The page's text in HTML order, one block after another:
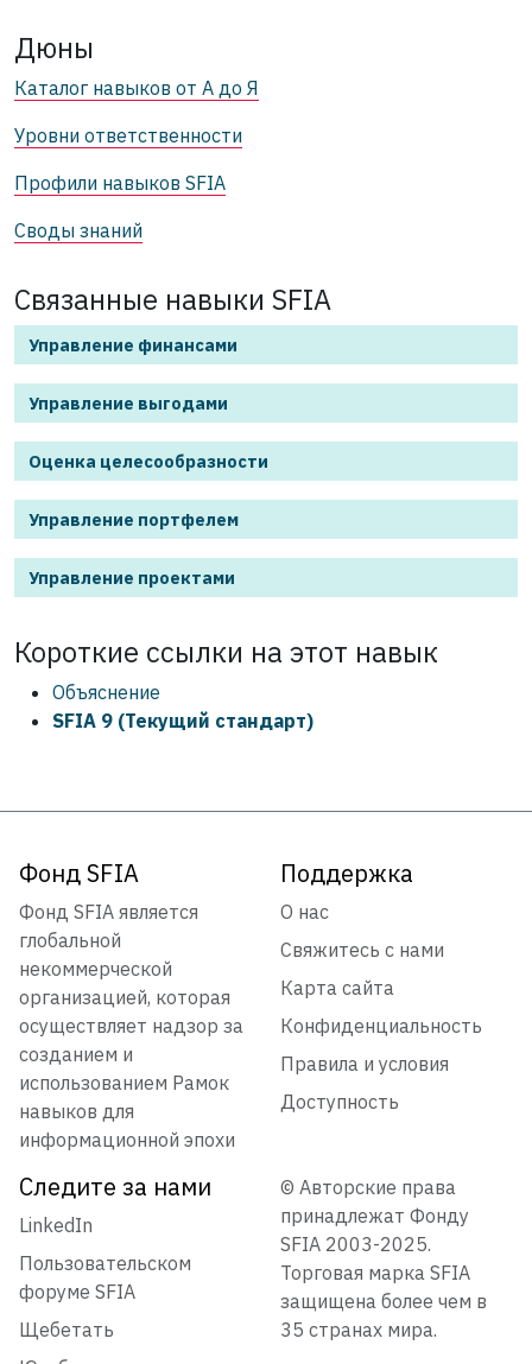
Дюны
Каталог навыков от А до Я
Уровни ответственности
Профили навыков SFIA
Своды знаний
Связанные навыки SFIA
Управление финансами
Управление выгодами
Оценка целесообразности
Управление портфелем
Управление проектами
Короткие ссылки на этот навык
Объяснение
SFIA 9 (Текущий стандарт)
Фонд SFIA
Фонд SFIA является
глобальной
некоммерческой
организацией, которая
осуществляет надзор за
созданием и
использованием Рамок
навыков для
информационной эпохи
Поддержка
О нас
Свяжитесь с нами
Карта сайта
Конфиденциальность
Правила и условия
Доступность
Следите за нами
LinkedIn
Пользовательском
форуме SFIA
Щебетать
© Авторские права
принадлежат Фонду
SFIA 2003-2025.
Торговая марка SFIA
защищена более чем в
35 странах мира.